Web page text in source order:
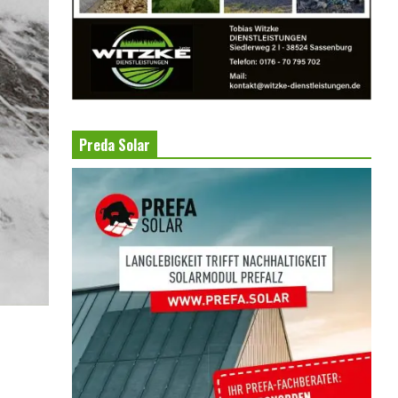
Preda Solar